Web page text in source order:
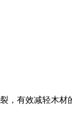
，有效减轻木